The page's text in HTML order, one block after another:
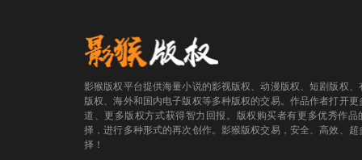
影猴版权平台提供海量小说的影视版权、动漫版权、短剧版权、
版权、海外和国内电子版权等多种版权的交易。作品作者打开更
道、更多版权方式获得智力回报。版权购买者有更多优秀作品
择，进行多种形式的再次创作。影猴版权交易，安全、高效、超
择！